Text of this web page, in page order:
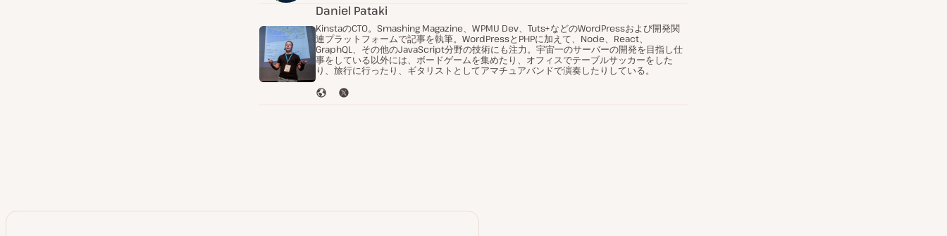
Daniel Pataki
KinstaのCTO。Smashing Magazine、WPMU Dev、Tuts+などのWordPressおよび開発関
連プラットフォームで記事を執筆。WordPressとPHPに加えて、Node、React、
GraphQL、その他のJavaScript分野の技術にも注力。宇宙一のサーバーの開発を目指し仕
事をしている以外には、ボードゲームを集めたり、オフィスでテーブルサッカーをした
り、旅行に行ったり、ギタリストとしてアマチュアバンドで演奏したりしている。
ウ
T